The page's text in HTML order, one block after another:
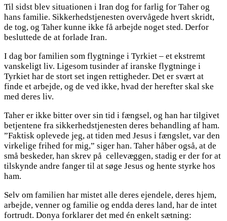
Til sidst blev situationen i Iran dog for farlig for Taher og
hans familie. Sikkerhedstjenesten overvågede hvert skridt,
de tog, og Taher kunne ikke få arbejde noget sted. Derfor
besluttede de at forlade Iran.
I dag bor familien som flygtninge i Tyrkiet – et ekstremt
vanskeligt liv. Ligesom tusinder af iranske flygtninge i
Tyrkiet har de stort set ingen rettigheder. Det er svært at
finde et arbejde, og de ved ikke, hvad der herefter skal ske
med deres liv.
Taher er ikke bitter over sin tid i fængsel, og han har tilgivet
betjentene fra sikkerhedstjenesten deres behandling af ham.
”Faktisk oplevede jeg, at tiden med Jesus i fængslet, var den
virkelige frihed for mig,” siger han. Taher håber også, at de
små beskeder, han skrev på cellevæggen, stadig er der for at
tilskynde andre fanger til at søge Jesus og hente styrke hos
ham.
Selv om familien har mistet alle deres ejendele, deres hjem,
arbejde, venner og familie og endda deres land, har de intet
fortrudt. Donya forklarer det med én enkelt sætning: